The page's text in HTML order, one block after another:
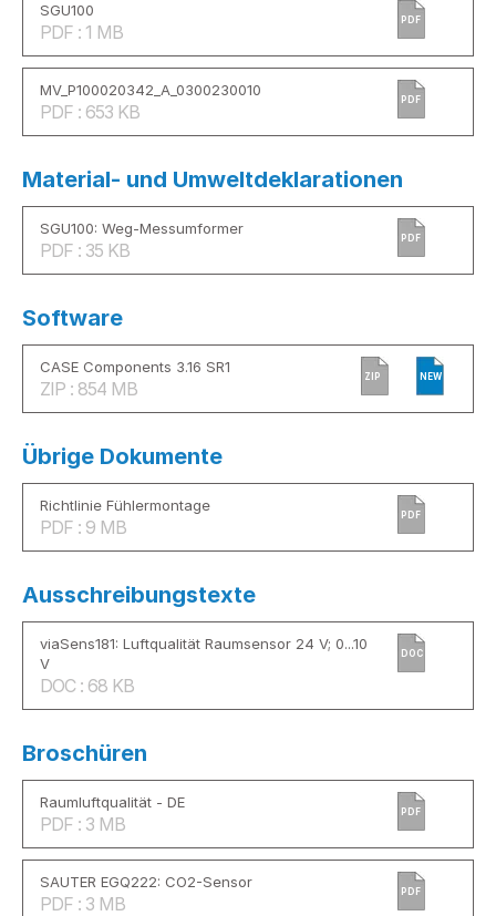
SGU100
PDF : 1 MB
PDF
MV_P100020342_A_0300230010
PDF : 653 KB
PDF
Material- und Umweltdeklarationen
SGU100: Weg-Messumformer
PDF : 35 KB
PDF
Software
CASE Components 3.16 SR1
ZIP : 854 MB
ZIP NEW
Übrige Dokumente
Richtlinie Fühlermontage
PDF : 9 MB
PDF
Ausschreibungstexte
viaSens181: Luftqualität Raumsensor 24 V; 0...10
V
DOC : 68 KB
DOC
Broschüren
Raumluftqualität - DE
PDF : 3 MB
PDF
SAUTER EGQ222: CO2-Sensor
PDF : 3 MB
PDF